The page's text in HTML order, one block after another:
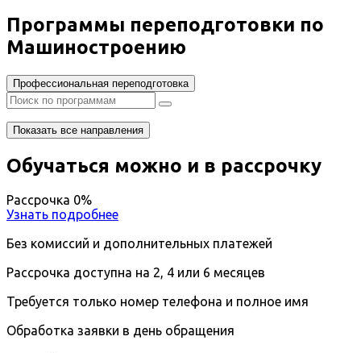
Программы переподготовки по
Машиностроению
Профессиональная переподготовка
Показать все направления
Обучаться можно и в рассрочку
Рассрочка 0%
Узнать подробнее
Без комиссий и дополнительных платежей
Рассрочка доступна на 2, 4 или 6 месяцев
Требуется только номер телефона и полное имя
Обработка заявки в день обращения